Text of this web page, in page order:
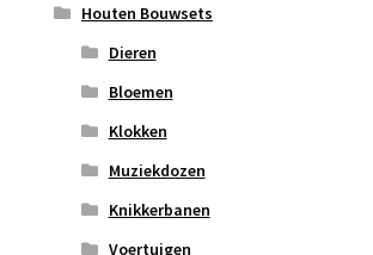
Houten Bouwsets
Dieren
Bloemen
Klokken
Muziekdozen
Knikkerbanen
Voertuigen